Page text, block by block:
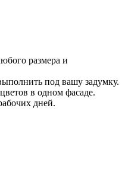
размера и
под вашу задумку.
в одном фасаде.
дней.